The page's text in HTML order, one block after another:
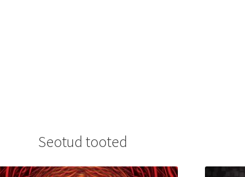
Seotud tooted